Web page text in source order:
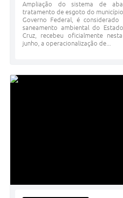
Ampliação do sistema de
tratamento de esgoto do
Governo Federal, é
saneamento ambiental do
Cruz, recebeu oficialmente
junho, a operacionalização de...